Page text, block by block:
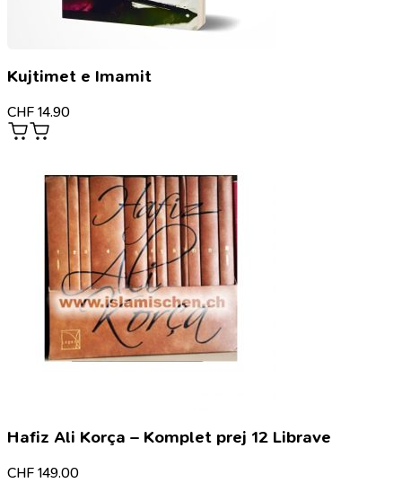
Kujtimet e Imamit
CHF 14.90
Hafiz Ali Korça – Komplet prej 12 Librave
CHF 149.00